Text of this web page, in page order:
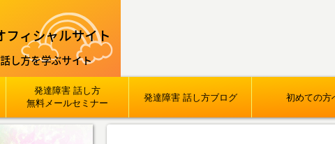
発達障害 話し方
無料メールセミナー
発達障害 話し方ブログ 初めての方